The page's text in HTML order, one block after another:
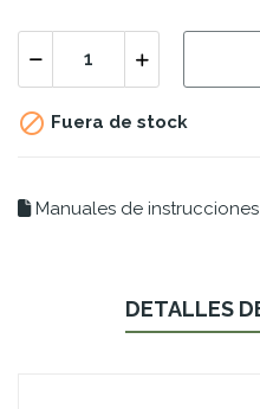
 Fuera de stock
Manuales de
DETALLES